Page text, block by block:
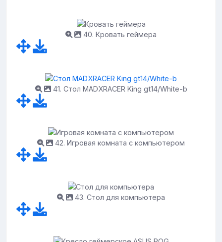
40. Кровать геймера
41. Стол MADXRACER King gt14/White-b
42. Игровая комната с компьютером
43. Стол для компьютера